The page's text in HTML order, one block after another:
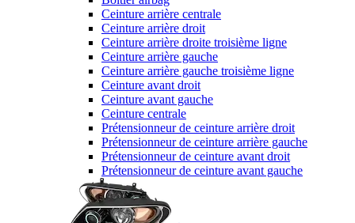
Ceinture arrière centrale
Ceinture arrière droit
Ceinture arrière droite troisième ligne
Ceinture arrière gauche
Ceinture arrière gauche troisième ligne
Ceinture avant droit
Ceinture avant gauche
Ceinture centrale
Prétensionneur de ceinture arrière droit
Prétensionneur de ceinture arrière gauche
Prétensionneur de ceinture avant droit
Prétensionneur de ceinture avant gauche